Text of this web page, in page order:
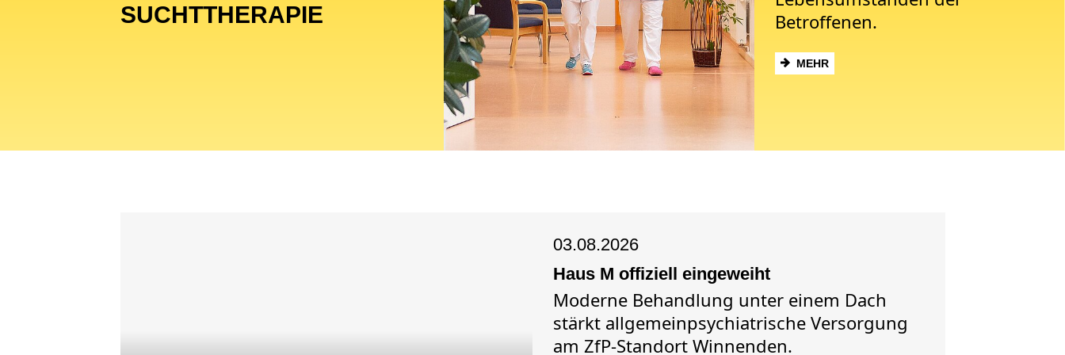
SUCHTTHERAPIE
Betroffenen.
MEHR
03.08.2026
Haus M offiziell eingeweiht
Moderne Behandlung unter einem Dach
stärkt allgemeinpsychiatrische Versorgung
am ZfP-Standort Winnenden.